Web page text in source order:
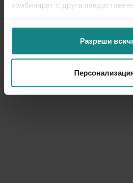
комбинират с друга
ползването от Ваша страна на
Разреши